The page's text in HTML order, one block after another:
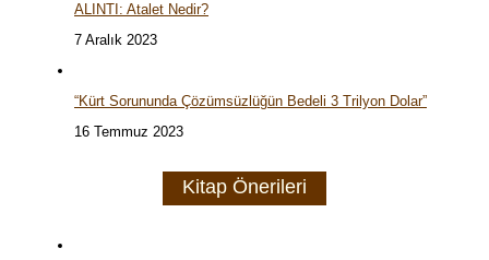
ALINTI: Atalet Nedir?
7 Aralık 2023
“Kürt Sorununda Çözümsüzlüğün Bedeli 3 Trilyon Dolar”
16 Temmuz 2023
Kitap Önerileri